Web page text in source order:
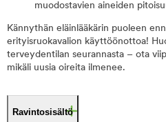
muodostavien aineiden
Kännythän eläinlääkärin puoleen
erityisruokavalion käyttöönottoa!
terveydentilan seurannasta – ota
mikäli uusia oireita ilmenee.
Ravintosisältö